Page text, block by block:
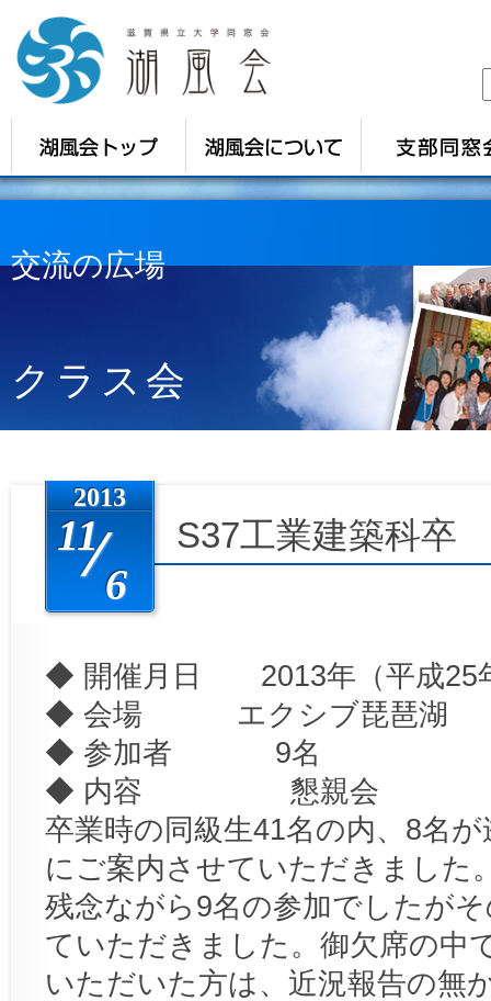
交流の広場
クラス会
2013
11
6
S37工業建築科卒
◆ 開催月日 2013年（平成25
◆ 会場 エクシブ琵琶湖
◆ 参加者 9名
◆ 内容 懇親会
卒業時の同級生41名の内、8名
にご案内させていただきました
残念ながら9名の参加でしたが
ていただきました。御欠席の中
いただいた方は、近況報告の無